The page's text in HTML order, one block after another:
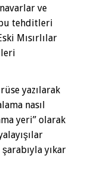
ve
tehditleri
Mısırlılar
yazılarak
nasıl
yeri” olarak
yıkar